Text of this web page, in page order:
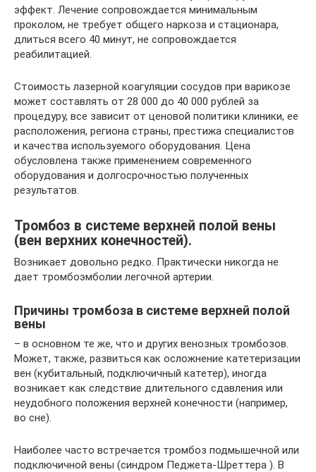
эффект. Лечение сопровождается минимальным
проколом, не требует общего наркоза и стационара,
длиться всего 40 минут, не сопровождается
реабилитацией.
Стоимость лазерной коагуляции сосудов при варикозе
может составлять от 28 000 до 40 000 рублей за
процедуру, все зависит от ценовой политики клиники, ее
расположения, региона страны, престижа специалистов
и качества используемого оборудования. Цена
обусловлена также применением современного
оборудования и долгосрочностью полученных
результатов.
Тромбоз в системе верхней полой вены
(вен верхних конечностей).
Возникает довольно редко. Практически никогда не
дает тромбоэмболии легочной артерии.
Причины тромбоза в системе верхней полой
вены
– в основном те же, что и других венозных тромбозов.
Может, также, развиться как осложнение катетеризации
вен (кубитальный, подключичный катетер), иногда
возникает как следствие длительного сдавления или
неудобного положения верхней конечности (например,
во сне).
Наиболее часто встречается тромбоз подмышечной или
подключичной вены (синдром Педжета-Шреттера ). В